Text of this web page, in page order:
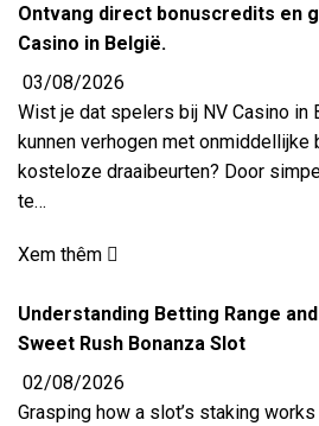
Ontvang direct bonuscredits en
Casino in België.
03/08/2026
Wist je dat spelers bij NV Casino in
kunnen verhogen met onmiddellijke
kosteloze draaibeurten? Door
te…
Xem thêm
Understanding Betting Range
Sweet Rush Bonanza Slot
02/08/2026
Grasping how a slot’s staking